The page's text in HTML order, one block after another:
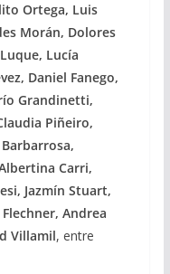
Ortega, Luis
Morán, Dolores
Lucía
Daniel Fanego,
Grandinetti,
Piñeiro,
Carri,
Jazmín Stuart,
Andrea
Villamil, entre